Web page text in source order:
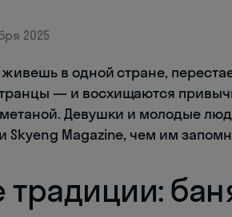
2025
в одной стране,
— и восхищаются
Девушки и молодые
Skyeng Magazine, чем им
традиции: